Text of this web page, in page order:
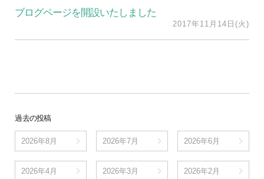
ブログページを開設いたしました
2017年11月14日(火)
過去の投稿
2026年8月 2026年7月 2026年6月
2026年4月 2026年3月 2026年2月